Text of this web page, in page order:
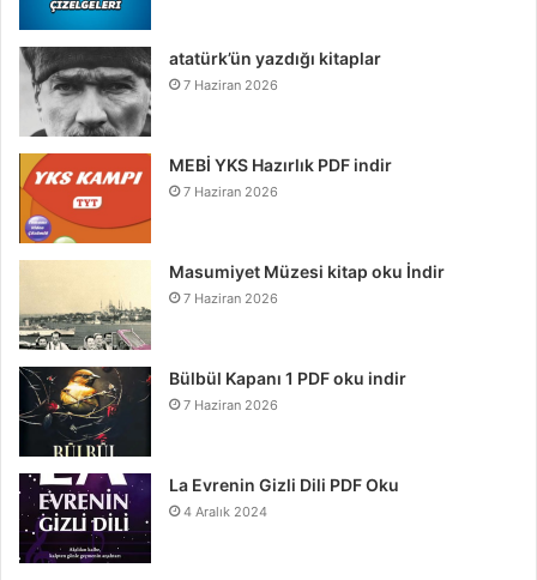
atatürk’ün yazdığı kitaplar
7 Haziran 2026
MEBİ YKS Hazırlık PDF indir
7 Haziran 2026
Masumiyet Müzesi kitap oku İndir
7 Haziran 2026
Bülbül Kapanı 1 PDF oku indir
7 Haziran 2026
La Evrenin Gizli Dili PDF Oku
4 Aralık 2024